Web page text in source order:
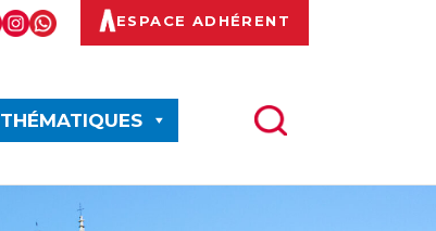
ESPACE ADHÉRENT
THÉMATIQUES